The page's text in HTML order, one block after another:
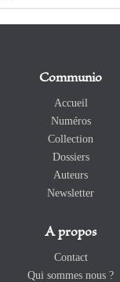
Communio
Accueil
Numéros
Collection
Dossiers
Auteurs
Newsletter
A propos
Contact
Qui sommes nous ?